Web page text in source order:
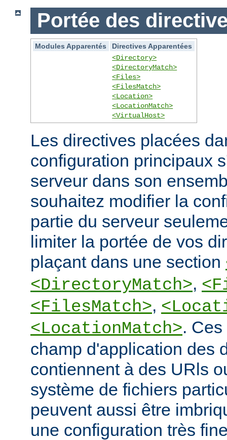
Portée des
Modules Apparentés
Directives Apparentées
<Directory>
<DirectoryMatch>
<Files>
<FilesMatch>
<Location>
<LocationMatch>
<VirtualHost>
Les directives placées
configuration principaux
serveur dans son
souhaitez modifier la
partie du serveur
limiter la portée de vos
plaçant dans une section
<DirectoryMatch>,
<FilesMatch>,
<LocationMatch>.
champ d'application des
contiennent à des URls
système de fichiers
peuvent aussi être
une configuration très